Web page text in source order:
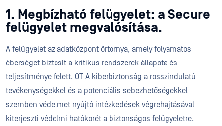
1. Megbízható felügyelet: a Secure
felügyelet megvalósítása.
A felügyelet az adatközpont őrtornya, amely folyamatos
éberséget biztosít a kritikus rendszerek állapota és
teljesítménye felett. OT A kiberbiztonság a rosszindulatú
tevékenységekkel és a potenciális sebezhetőségekkel
szemben védelmet nyújtó intézkedések végrehajtásával
kiterjeszti védelmi hatókörét a biztonságos felügyeletre.